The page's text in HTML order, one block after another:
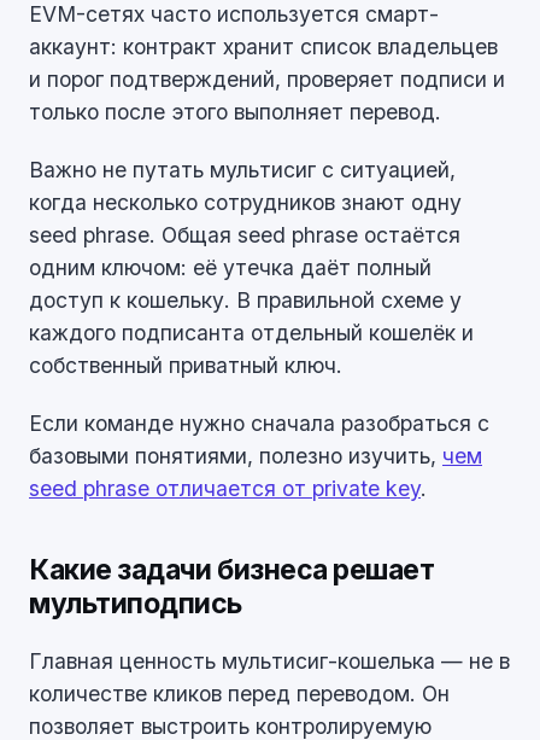
EVM-сетях часто используется смарт-
аккаунт: контракт хранит список владельцев
и порог подтверждений, проверяет подписи и
только после этого выполняет перевод.
Важно не путать мультисиг с ситуацией,
когда несколько сотрудников знают одну
seed phrase. Общая seed phrase остаётся
одним ключом: её утечка даёт полный
доступ к кошельку. В правильной схеме у
каждого подписанта отдельный кошелёк и
собственный приватный ключ.
Если команде нужно сначала разобраться с
базовыми понятиями, полезно изучить, чем
seed phrase отличается от private key.
Какие задачи бизнеса решает
мультиподпись
Главная ценность мультисиг-кошелька — не в
количестве кликов перед переводом. Он
позволяет выстроить контролируемую